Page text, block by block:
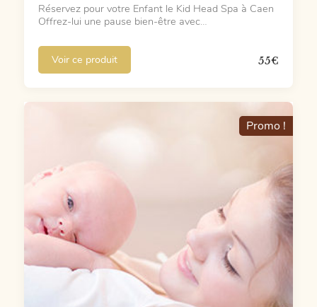
Réservez pour votre Enfant le Kid Head Spa à Caen
Offrez-lui une pause bien-être avec…
Voir ce produit 55€
Promo !